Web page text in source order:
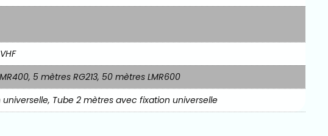
5 mètres RG213, 50 mètres LMR600
Tube 2 mètres avec fixation universelle